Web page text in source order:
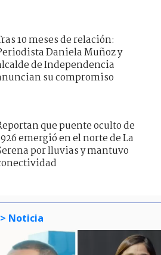
10 meses de relación:
Daniela Muñoz y
de Independencia
su compromiso
que puente oculto de
emergió en el norte de La
por lluvias y mantuvo
> Noticia